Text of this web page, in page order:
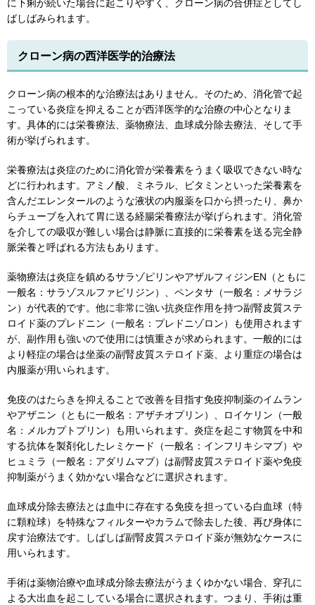
に下痢が続いた場合に起こりやすく、クローン病の合併症としてし
ばしばみられます。
クローン病の西洋医学的治療法
クローン病の根本的な治療法はありません。そのため、消化管で起
こっている炎症を抑えることが西洋医学的な治療の中心となりま
す。具体的には栄養療法、薬物療法、血球成分除去療法、そして手
術が挙げられます。
栄養療法は炎症のために消化管が栄養素をうまく吸収できない時な
どに行われます。アミノ酸、ミネラル、ビタミンといった栄養素を
含んだエレンタールのような液状の内服薬を口から摂ったり、鼻か
らチューブを入れて胃に送る経腸栄養療法が挙げられます。消化管
を介しての吸収が難しい場合は静脈に直接的に栄養素を送る完全静
脈栄養と呼ばれる方法もあります。
薬物療法は炎症を鎮めるサラゾピリンやアザルフィジンEN（ともに
一般名：サラゾスルファピリジン）、ペンタサ（一般名：メサラジ
ン）が代表的です。他に非常に強い抗炎症作用を持つ副腎皮質ステ
ロイド薬のプレドニン（一般名：プレドニゾロン）も使用されます
が、副作用も強いので使用には慎重さが求められます。一般的には
より軽症の場合は坐薬の副腎皮質ステロイド薬、より重症の場合は
内服薬が用いられます。
免疫のはたらきを抑えることで改善を目指す免疫抑制薬のイムラン
やアザニン（ともに一般名：アザチオプリン）、ロイケリン（一般
名：メルカプトプリン）も用いられます。炎症を起こす物質を中和
する抗体を製剤化したレミケード（一般名：インフリキシマブ）や
ヒュミラ（一般名：アダリムマブ）は副腎皮質ステロイド薬や免疫
抑制薬がうまく効かない場合などに選択されます。
血球成分除去療法とは血中に存在する免疫を担っている白血球（特
に顆粒球）を特殊なフィルターやカラムで除去した後、再び身体に
戻す治療法です。しばしば副腎皮質ステロイド薬が無効なケースに
用いられます。
手術は薬物治療や血球成分除去療法がうまくゆかない場合、穿孔に
よる大出血を起こしている場合に選択されます。つまり、手術は重